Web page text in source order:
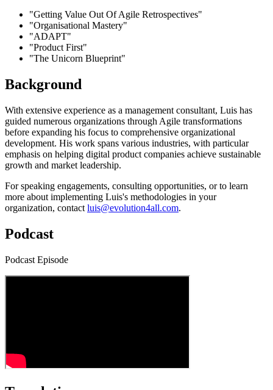
"Getting Value Out Of Agile Retrospectives"
"Organisational Mastery"
"ADAPT"
"Product First"
"The Unicorn Blueprint"
Background
With extensive experience as a management consultant, Luis has
guided numerous organizations through Agile transformations
before expanding his focus to comprehensive organizational
development. His work spans various industries, with particular
emphasis on helping digital product companies achieve sustainable
growth and market leadership.
For speaking engagements, consulting opportunities, or to learn
more about implementing Luis's methodologies in your
organization, contact luis@evolution4all.com.
Podcast
Podcast Episode